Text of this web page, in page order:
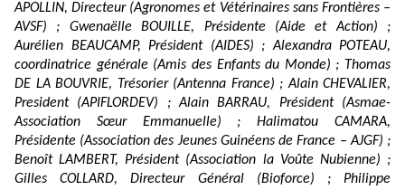
APOLLIN, Directeur (Agronomes et Vétérinaires sans Frontières –
AVSF) ; Gwenaëlle BOUILLE, Présidente (Aide et Action) ;
Aurélien BEAUCAMP, Président (AIDES) ; Alexandra POTEAU,
coordinatrice générale (Amis des Enfants du Monde) ; Thomas
DE LA BOUVRIE, Trésorier (Antenna France) ; Alain CHEVALIER,
President (APIFLORDEV) ; Alain BARRAU, Président (Asmae-
Association Sœur Emmanuelle) ; Halimatou CAMARA,
Présidente (Association des Jeunes Guinéens de France – AJGF) ;
Benoît LAMBERT, Président (Association la Voûte Nubienne) ;
Gilles COLLARD, Directeur Général (Bioforce) ; Philippe